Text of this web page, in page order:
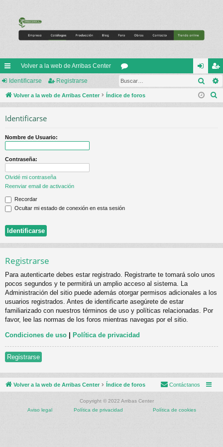
nl
ac
pi
s
Volver a la web de Arribas Center
or
os
de
nti
eg
ist
Identificarse Registrarse
Volver a la web de Arribas Center Índice de foros
Identificarse
Nombre de Usuario:
Contraseña:
Olvidé mi contraseña
Reenviar email de activación
Recordar
Ocultar mi estado de conexión en esta sesión
Registrarse
Para autenticarte debes estar registrado. Registrarte te tomará solo unos
pocos segundos y te permitirá un amplio acceso al sistema. La
Administración del sitio puede además otorgar permisos adicionales a los
usuarios registrados. Antes de identificarte asegúrete de estar
familiarizado con nuestros términos de uso y políticas relacionadas. Por
favor, lee las normas de los foros mientras navegas por el sitio.
Condiciones de uso Política de privacidad
Registrarse
Volver a la web de Arribas Center Índice de foros Contáctanos
Copyright © 2022 Arribas Center
Aviso legal
Política de privacidad Política de cookies